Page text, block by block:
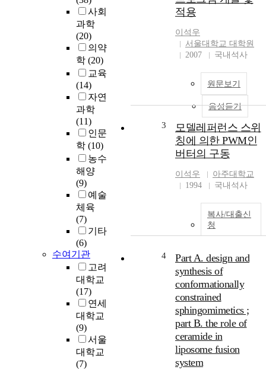
사회
과학
(20)
의약
학 (20)
교육
(14)
자연
과학
(11)
인문
학 (10)
농수
해양
(9)
예술
체육
(7)
기타
(6)
수여기관
고려
대학교
(17)
연세
대학교
(9)
서울
대학교
(7)
적용
이석우
서울대학교 대학원
2007
국내석사
원문보기
음성듣기
3
모델레퍼런스 스위
칭에 의한 PWM인
버터의 구동
이석우
아주대학교
1994
국내석사
복사/대출신
청
4
Part A. design and
synthesis of
conformationally
constrained
sphingomimetics ;
part B. the role of
ceramide in
liposome fusion
system